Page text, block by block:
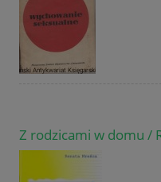
Z rodzicami w domu /